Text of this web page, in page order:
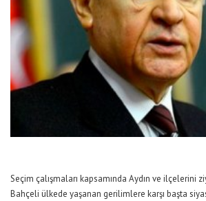
Seçim çalışmaları kapsamında Aydın ve ilçelerini
Bahçeli ülkede yaşanan gerilimlere karşı başta